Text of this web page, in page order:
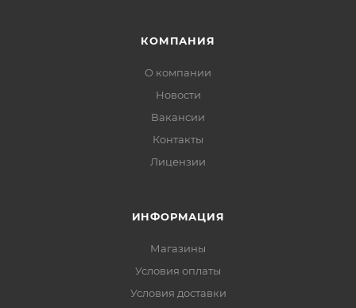
КОМПАНИЯ
О компании
Новости
Вакансии
Контакты
Лицензии
ИНФОРМАЦИЯ
Магазины
Условия оплаты
Условия доставки